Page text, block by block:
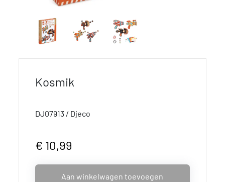
Kosmik
DJ07913 / Djeco
€ 10,99
Aan winkelwagen toevoegen